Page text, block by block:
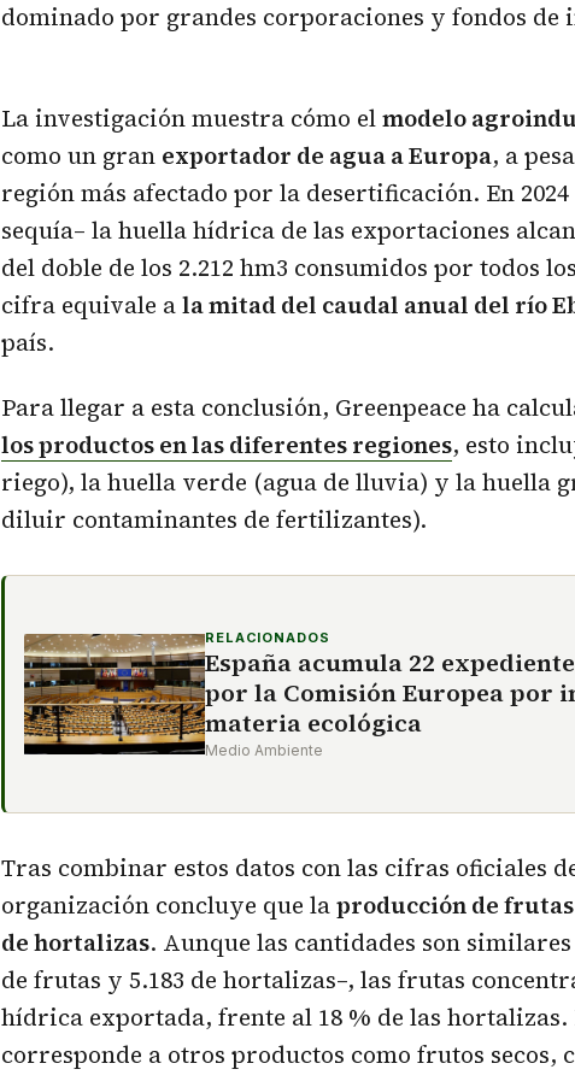
dominado por grandes corporaciones y fondos de
La investigación muestra cómo elmodelo
como un gran exportador de agua a Europa, a
región más afectado por la desertificación. En
sequía– la huella hídrica de las exportaciones
del doble de los 2.212 hm3 consumidos por todos
cifra equivale ala mitad del caudal anual del río
país.
Para llegar a esta conclusión, Greenpeace ha
los productos en las diferentes regiones, esto
riego), la huella verde (agua de lluvia) y la huella
diluir contaminantes de fertilizantes).
RELACIONADOS
España acumula 22
por la Comisión Europea por
materia ecológica
Medio Ambiente
Tras combinar estos datos con las cifras oficiales
organización concluye que laproducción de
de hortalizas. Aunque las cantidades son
de frutas y 5.183 de hortalizas–, las frutas
hídrica exportada, frente al 18 % de las hortalizas.
corresponde a otros productos como frutos secos,